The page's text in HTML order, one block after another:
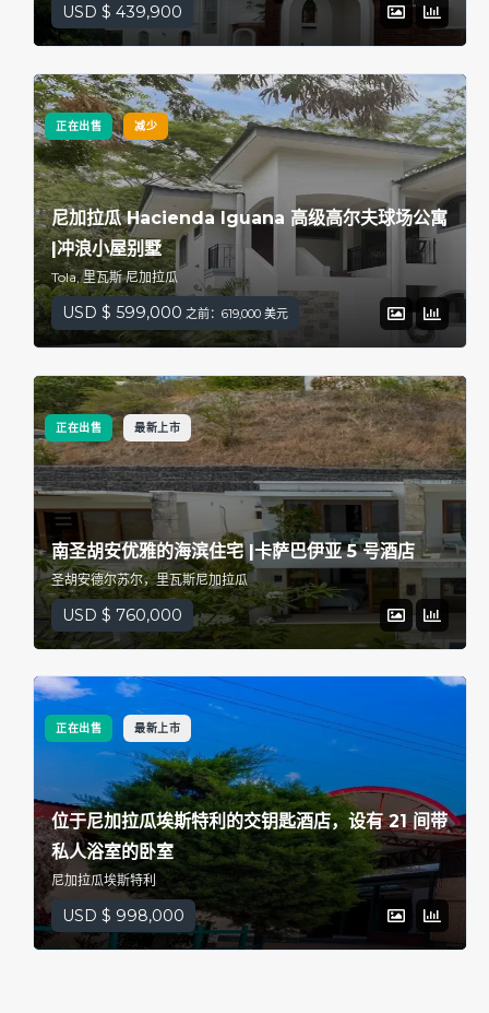
USD $ 439,900
正在出售 减少
尼加拉瓜 Hacienda Iguana 高级高尔夫球场公寓
|冲浪小屋别墅
Tola, 里瓦斯 尼加拉瓜
USD $ 599,000 之前：619,000 美元
正在出售 最新上市
南圣胡安优雅的海滨住宅 |卡萨巴伊亚 5 号酒店
圣胡安德尔苏尔，里瓦斯尼加拉瓜
USD $ 760,000
正在出售 最新上市
位于尼加拉瓜埃斯特利的交钥匙酒店，设有 21 间带
私人浴室的卧室
尼加拉瓜埃斯特利
USD $ 998,000